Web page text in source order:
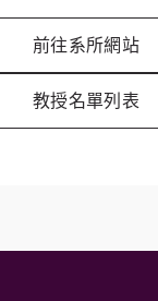
前往系所網站
教授名單列表